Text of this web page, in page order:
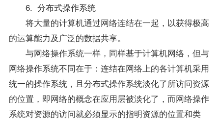
6. 分布式操作系统
将大量的计算机通过网络连结在一起，以获得极高
的运算能力及广泛的数据共享。
与网络操作系统一样，同样基于计算机网络，但与
网络操作系统不同在于：连结在网络上的各计算机采用
统一的操作系统，且分布式操作系统淡化了所访问资源
的位置，即网络的概念在应用层被淡化了，而网络操作
系统对资源的访问就必须显示的指明资源的位置和类